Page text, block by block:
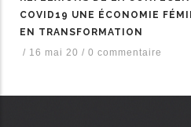
COVID19 UNE ÉCONOMIE
EN TRANSFORMATION
/ 16 mai 20 / 0 commentaire